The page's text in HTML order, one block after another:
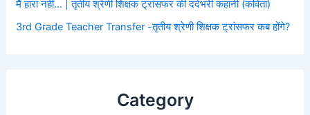
मैं हारा नहीं… | तृतीय श्रेणी शिक्षक ट्रांसफर की दर्दभरी कहानी (कविता)
3rd Grade Teacher Transfer -तृतीय श्रेणी शिक्षक ट्रांसफर कब होंगे?
Category